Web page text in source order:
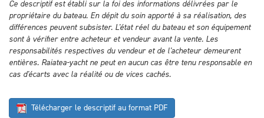
Ce descriptif est établi sur la foi des informations délivrées par le
propriétaire du bateau. En dépit du soin apporté à sa réalisation, des
différences peuvent subsister. L'état réel du bateau et son équipement
sont à vérifier entre acheteur et vendeur avant la vente. Les
responsabilités respectives du vendeur et de l'acheteur demeurent
entières. Raiatea-yacht ne peut en aucun cas être tenu responsable en
cas d'écarts avec la réalité ou de vices cachés.
Télécharger le descriptif au format PDF